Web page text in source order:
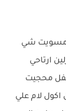
مسويت شي
ارتاحي
محجيت
لام علي